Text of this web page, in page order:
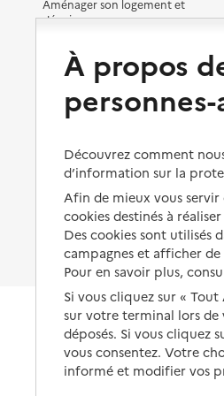
Contact
Rapport HAS
Voir la fiche
Mis à jour le : 30/04/2026
CLIC des Portes de
Adresse
4 Jardins de la Trémoille
35500-Vitré
02 99 74 33 01
Contact
Site internet
Rapport HAS
Voir la fiche
Aménager son logement et
s'équiper
Préserver son autonomie et sa
santé
Organiser à l'avance sa propre
protection
Les mesures de protection
Les obligations de la famille
À qui s’adresser ?
Les politiques du grand âge
À propos
Découvrez comment
d’information sur la
Afin de mieux vous
cookies destinés à
Des cookies sont utilisés
campagnes et afficher
Pour en savoir plus,
Si vous cliquez sur «
sur votre terminal lors de
déposés. Si vous cliquez
vous consentez. Votre
informé et modifier vos